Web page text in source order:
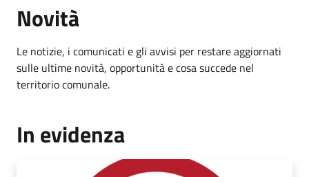
Novità
Le notizie, i comunicati e gli avvisi per restare aggiornati
sulle ultime novità, opportunità e cosa succede nel
territorio comunale.
In evidenza